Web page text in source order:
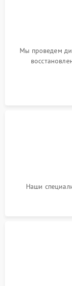
Мы проведем
Наши